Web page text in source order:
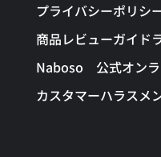
プライバシーポリシ
商品レビューガイド
Naboso 公式オン
カスタマーハラスメ